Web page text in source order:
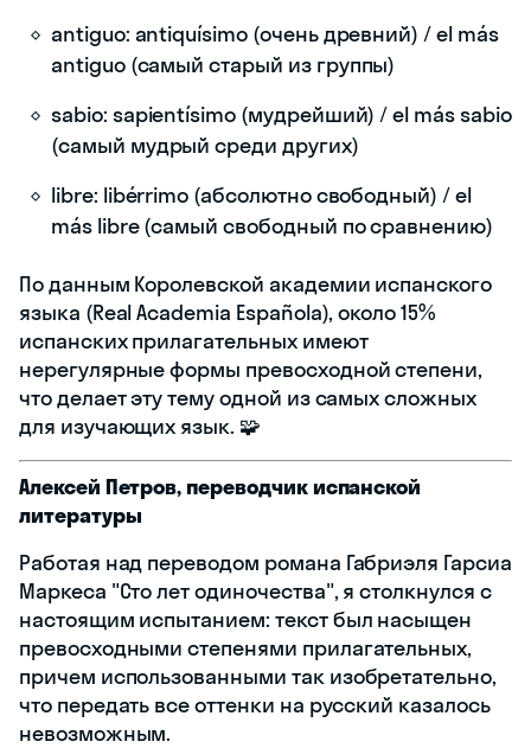
antiguo: antiquísimo (очень древний) / el más
antiguo (самый старый из группы)
sabio: sapientísimo (мудрейший) / el más sabio
(самый мудрый среди других)
libre: libérrimo (абсолютно свободный) / el
más libre (самый свободный по сравнению)
По данным Королевской академии испанского
языка (Real Academia Española), около 15%
испанских прилагательных имеют
нерегулярные формы превосходной степени,
что делает эту тему одной из самых сложных
для изучающих язык. 🧩
Алексей Петров, переводчик испанской
литературы
Работая над переводом романа Габриэля Гарсиа
Маркеса "Сто лет одиночества", я столкнулся с
настоящим испытанием: текст был насыщен
превосходными степенями прилагательных,
причем использованными так изобретательно,
что передать все оттенки на русский казалось
невозможным.